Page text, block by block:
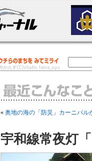
« 奥地の海の「防災」カーニバル
宇和線常夜灯